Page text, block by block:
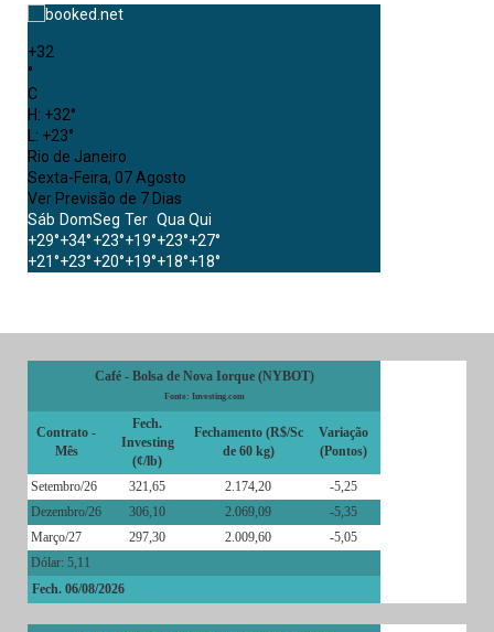
+32
°
C
H: +32°
L: +23°
Rio de Janeiro
Sexta-Feira, 07 Agosto
Ver Previsão de 7 Dias
Sáb DomSeg Ter Qua Qui
+29°+34°+23°+19°+23°+27°
+21°+23°+20°+19°+18°+18°
Café - Bolsa de Nova Iorque (NYBOT)
Fonte: Investing.com
Contrato -
Mês
Fech.
Investing
(¢/lb)
Fechamento (R$/Sc
de 60 kg)
Variação
(Pontos)
Setembro/26 321,65 2.174,20
-5,25
Dezembro/26
306,10 2.069,09
-5,35
Março/27
297,30 2.009,60
-5,05
Dólar: 5,11
Fech. 06/08/2026